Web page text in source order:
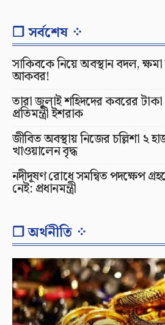
❐ সর্বশেষ ⁘
সাকিবকে নিয়ে অবস্থান বদল,
আকবর!
তারা জুলাই শহিদদের কবরের
প্রতিমন্ত্রী ইশরাক
জীবিত অবস্থায় নিজের চল্লিশা ২
খাওয়ালেন বৃদ্ধ
নদীদূষণ রোধে সমন্বিত পদক্ষেপ
নেই: প্রধানমন্ত্রী
❐ অর্থনীতি ⁘